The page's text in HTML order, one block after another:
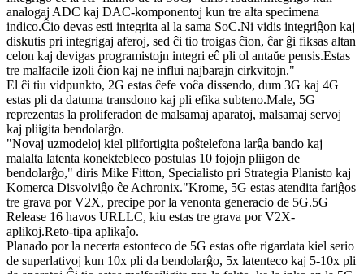
analogaj ADC kaj DAC-komponentoj kun tre alta specimena
indico.Ĉio devas esti integrita al la sama SoC.Ni vidis integriĝon kaj
diskutis pri integrigaj aferoj, sed ĉi tio troigas ĉion, ĉar ĝi fiksas altan
celon kaj devigas programistojn integri eĉ pli ol antaŭe pensis.Estas
tre malfacile izoli ĉion kaj ne influi najbarajn cirkvitojn."
El ĉi tiu vidpunkto, 2G estas ĉefe voĉa dissendo, dum 3G kaj 4G
estas pli da datuma transdono kaj pli efika subteno.Male, 5G
reprezentas la proliferadon de malsamaj aparatoj, malsamaj servoj
kaj pliigita bendolarĝo.
"Novaj uzmodeloj kiel plifortigita poŝtelefona larĝa bando kaj
malalta latenta konektebleco postulas 10 fojojn pliigon de
bendolarĝo," diris Mike Fitton, Specialisto pri Strategia Planisto kaj
Komerca Disvolviĝo ĉe Achronix."Krome, 5G estas atendita fariĝos
tre grava por V2X, precipe por la venonta generacio de 5G.5G
Release 16 havos URLLC, kiu estas tre grava por V2X-
aplikoj.Reto-tipa aplikaĵo.
Planado por la necerta estonteco de 5G estas ofte rigardata kiel serio
de superlativoj kun 10x pli da bendolarĝo, 5x latenteco kaj 5-10x pli